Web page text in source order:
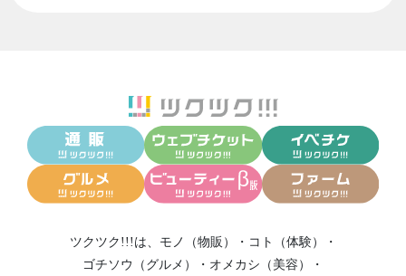
ツクツク!!!は、 モノ（物販） ・ コト（体験）
・
ゴチソウ（グルメ）
・ オメカシ（美容）
・